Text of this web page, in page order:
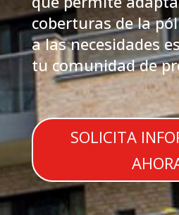
coberturas de la
a las necesidades
tu comunidad de
SOLICITA